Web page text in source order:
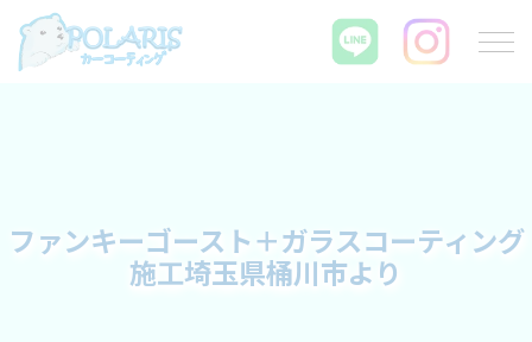
ファンキーゴースト＋ガラスコーティング
施工埼玉県桶川市より